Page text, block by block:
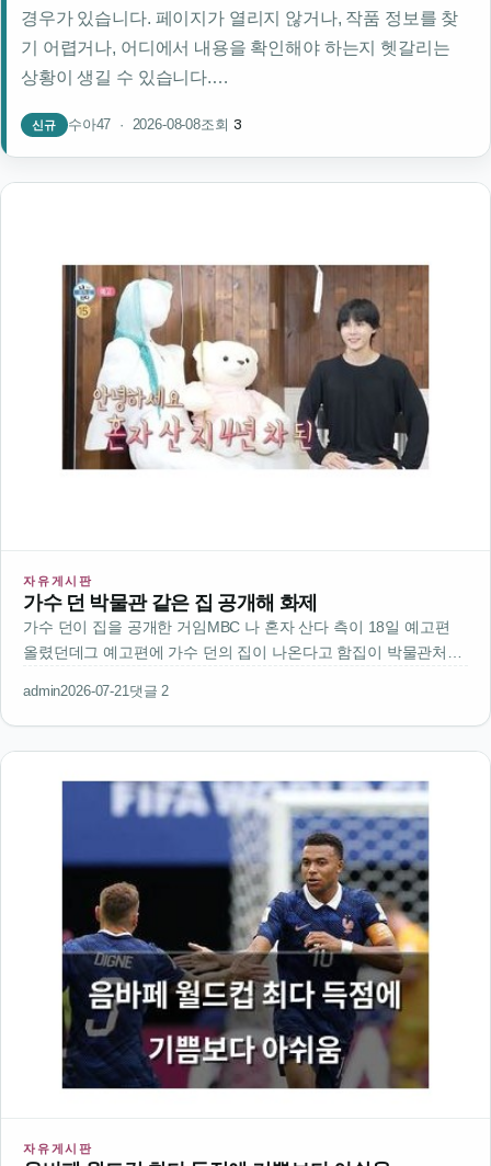
경우가 있습니다. 페이지가 열리지 않거나, 작품 정보를 찾
기 어렵거나, 어디에서 내용을 확인해야 하는지 헷갈리는
상황이 생길 수 있습니다.…
신규 수아47 · 2026-08-08조회 3
자유게시판
가수 던 박물관 같은 집 공개해 화제
가수 던이 집을 공개한 거임MBC 나 혼자 산다 측이 18일 예고편
올렸던데그 예고편에 가수 던의 집이 나온다고 함집이 박물관처럼
방송에서 더 자세히 볼 수 있을 거 같음예고편만 봐도 분위기가 어
마어마함이번…
admin2026-07-21 댓글 2
자유게시판